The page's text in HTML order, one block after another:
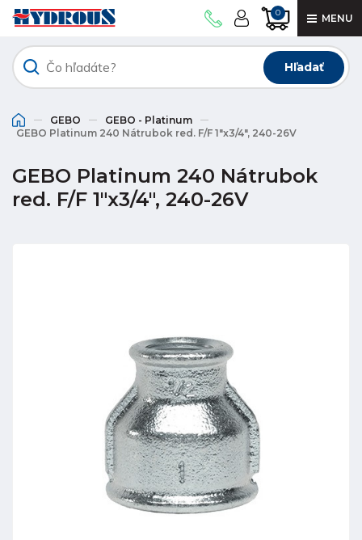
0 MENU
Hľadať
GEBO
GEBO - Platinum
GEBO Platinum 240 Nátrubok red. F/F 1"x3/4", 240-26V
GEBO Platinum 240 Nátrubok
red. F/F 1"x3/4", 240-26V